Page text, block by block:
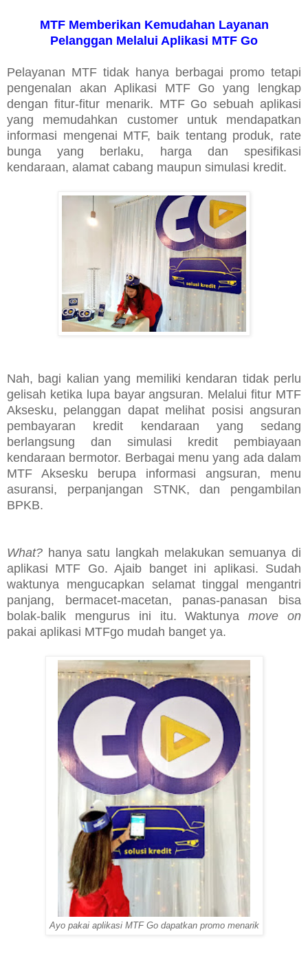
MTF Memberikan Kemudahan Layanan
Pelanggan Melalui Aplikasi MTF Go
Pelayanan MTF tidak hanya berbagai promo tetapi
pengenalan akan Aplikasi MTF Go yang lengkap
dengan fitur-fitur menarik. MTF Go sebuah aplikasi
yang memudahkan customer untuk mendapatkan
informasi mengenai MTF, baik tentang produk, rate
bunga yang berlaku, harga dan spesifikasi
kendaraan, alamat cabang maupun simulasi kredit.
Nah, bagi kalian yang memiliki kendaran tidak perlu
gelisah ketika lupa bayar angsuran. Melalui fitur MTF
Aksesku, pelanggan dapat melihat posisi angsuran
pembayaran kredit kendaraan yang sedang
berlangsung dan simulasi kredit pembiayaan
kendaraan bermotor. Berbagai menu yang ada dalam
MTF Aksesku berupa informasi angsuran, menu
asuransi, perpanjangan STNK, dan pengambilan
BPKB.
What? hanya satu langkah melakukan semuanya di
aplikasi MTF Go. Ajaib banget ini aplikasi. Sudah
waktunya mengucapkan selamat tinggal mengantri
panjang, bermacet-macetan, panas-panasan bisa
bolak-balik mengurus ini itu. Waktunyamove on
pakai aplikasi MTFgo mudah banget ya.
Ayo pakai aplikasi MTF Go dapatkan promo menarik